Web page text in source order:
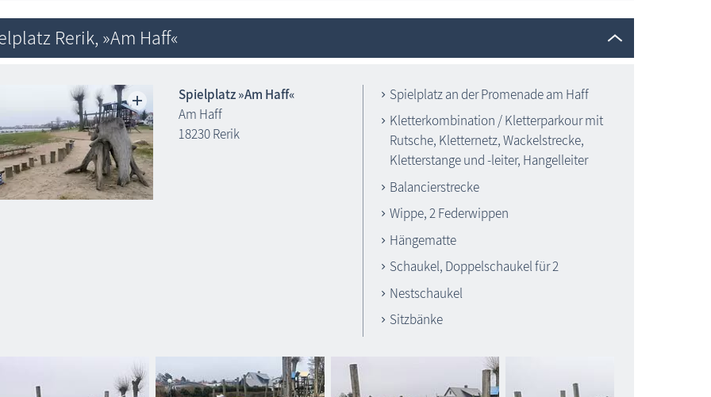
Kinderspielplätze
Rerik, »Am Haff«
Spielplatz »Am Haff«
Am Haff
18230 Rerik
Spielplatz an der Promenade am Haff
Kletterkombination / Kletterparkour mit
Rutsche, Kletternetz, Wackelstrecke,
Kletterstange und -leiter, Hangelleiter
Balancierstrecke
Wippe, 2 Federwippen
Hängematte
Schaukel, Doppelschaukel für 2
Nestschaukel
Sitzbänke